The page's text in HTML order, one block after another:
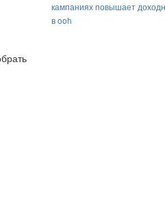
кампаниях повышает
в ooh